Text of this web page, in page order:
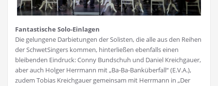
Fantastische Solo-Einlagen
Die gelungene Darbietungen der Solisten, die alle aus den Reihen
der SchwetSingers kommen, hinterließen ebenfalls einen
bleibenden Eindruck: Conny Bundschuh und Daniel Kreichgauer,
aber auch Holger Herrmann mit „Ba-Ba-Banküberfall“ (E.V.A.),
zudem Tobias Kreichgauer gemeinsam mit Herrmann in „Der